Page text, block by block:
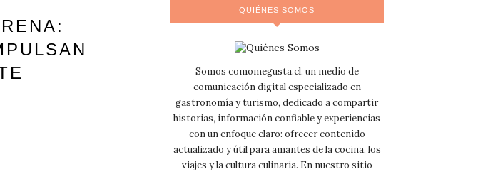
QUIÉNES SOMOS
Somos comomegusta.cl, un medio de
comunicación digital especializado en
gastronomía y turismo, dedicado a compartir
historias, información confiable y experiencias
con un enfoque claro: ofrecer contenido
actualizado y útil para amantes de la cocina, los
viajes y la cultura culinaria. En nuestro sitio